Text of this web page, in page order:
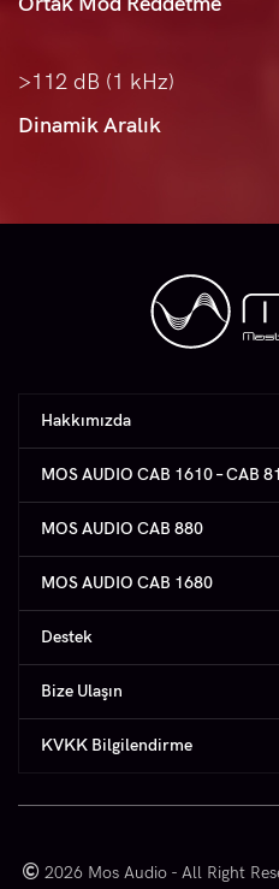
>112 dB (1 kHz)
Dinamik Aralık
Hakkımızda
MOS AUDIO CAB 1610 – CAB
MOS AUDIO CAB 880
MOS AUDIO CAB 1680
Destek
Bize Ulaşın
KVKK Bilgilendirme
2026 Mos Audio - All Right